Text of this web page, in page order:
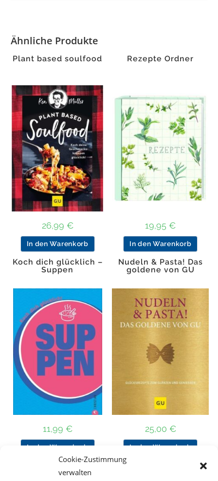
Cookie-Zustimmung
verwalten
Ähnliche Produkte
Plant based soulfood
26,99 €
In den Warenkorb
Rezepte Ordner
19,95 €
In den Warenkorb
Koch dich glücklich –
Suppen
11,99 €
In den Warenkorb
Nudeln & Pasta! Das
goldene von GU
25,00 €
In den Warenkorb